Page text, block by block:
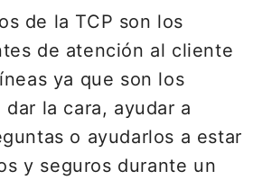
de la TCP son los
de atención al cliente
ya que son los
dar la cara, ayudar a
o ayudarlos a estar
y seguros durante un